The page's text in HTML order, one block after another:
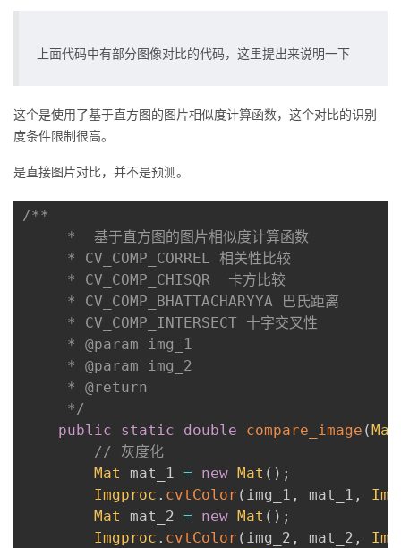
上面代码中有部分图像对比的代码，这里提出来说明一下
这个是使用了基于直方图的图片相似度计算函数，这个对比的识别
度条件限制很高。
是直接图片对比，并不是预测。
/**
     *  基于直方图的图片相似度计算函数
     * CV_COMP_CORREL 相关性比较
     * CV_COMP_CHISQR  卡方比较
     * CV_COMP_BHATTACHARYYA 巴氏距离
     * CV_COMP_INTERSECT 十字交叉性
     * @param img_1
     * @param img_2
     * @return
     */
public
static double compare_image (Mat
// 灰度化
Mat
mat_1 = new Mat ( ) ;
Imgproc . cvtColor ( img_1 , mat_1 ,
Mat
mat_2 = new Mat ( ) ;
Imgproc . cvtColor ( img_2 , mat_2 ,